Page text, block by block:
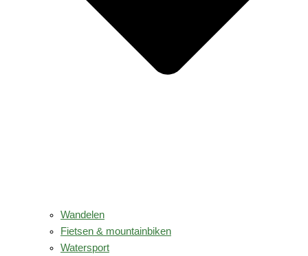
Wandelen
Fietsen & mountainbiken
Watersport